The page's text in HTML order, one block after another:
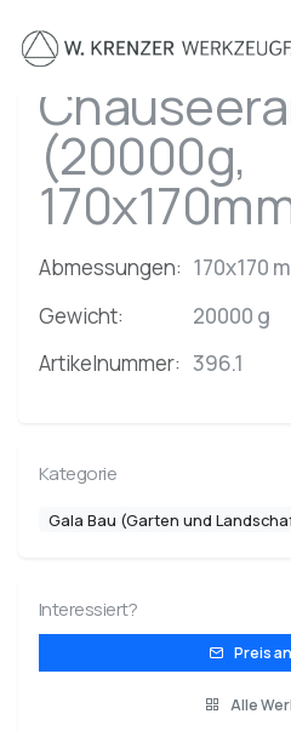
(20000g,
Abmessungen: 170x170
Gewicht:
20000 g
Artikelnummer: 396.1
Kategorie
Gala Bau (Garten und
Interessiert?
Preis
Alle